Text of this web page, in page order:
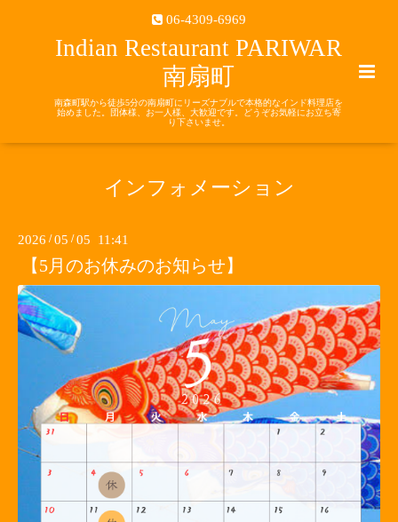
06-4309-6969
Indian Restaurant PARIWAR
南扇町
南森町駅から徒歩5分の南扇町にリーズナブルで本格的なインド料理店を
始めました。団体様、お一人様、大歓迎です。どうぞお気軽にお立ち寄
り下さいませ。
インフォメーション
2026 /05 /05 11:41
【5月のお休みのお知らせ】